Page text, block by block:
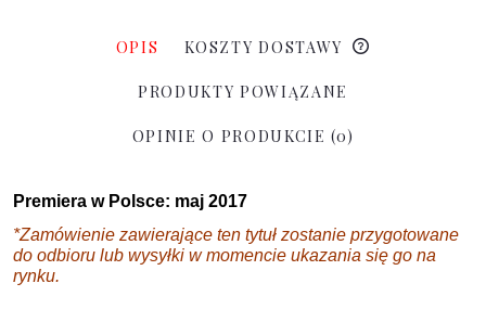
OPIS KOSZTY DOSTAWY
PRODUKTY POWIĄZANE
OPINIE O PRODUKCIE (0)
Premiera w Polsce: maj 2017
*Zamówienie zawierające ten tytuł zostanie przygotowane
do odbioru lub wysyłki w momencie ukazania się go na
rynku.